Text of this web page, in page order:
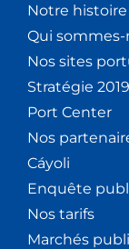
Notre histoire
Qui sommes-
Nos sites
Stratégie
Port Center
Nos
Cáyoli
Enquête
Nos tarifs
Marchés